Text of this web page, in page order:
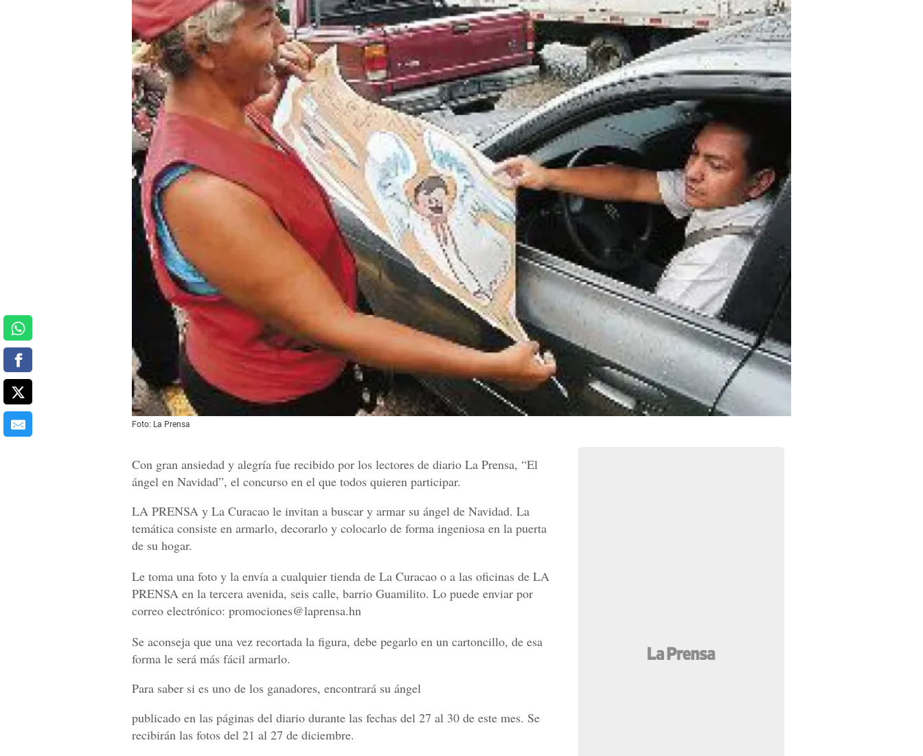
Foto: La Prensa
Con gran ansiedad y alegría fue recibido por los lectores de diario La Prensa, “El
ángel en Navidad”, el concurso en el que todos quieren participar.
LA PRENSA y La Curacao le invitan a buscar y armar su ángel de Navidad. La
temática consiste en armarlo, decorarlo y colocarlo de forma ingeniosa en la puerta
de su hogar.
Le toma una foto y la envía a cualquier tienda de La Curacao o a las oficinas de LA
PRENSA en la tercera avenida, seis calle, barrio Guamilito. Lo puede enviar por
correo electrónico: promociones@laprensa.hn
Se aconseja que una vez recortada la figura, debe pegarlo en un cartoncillo, de esa
forma le será más fácil armarlo.
Para saber si es uno de los ganadores, encontrará su ángel
publicado en las páginas del diario durante las fechas del 27 al 30 de este mes. Se
recibirán las fotos del 21 al 27 de diciembre.